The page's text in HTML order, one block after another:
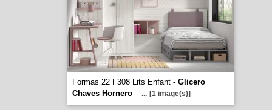
Formas 22 F308 Lits Enfant - Glicero
Chaves Hornero
... [1 image(s)]